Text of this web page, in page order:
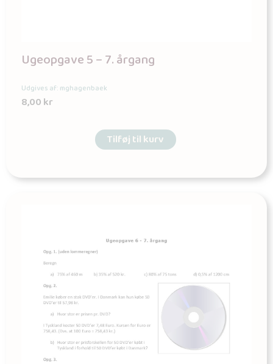
Ugeopgave 5 – 7. årgang
Udgives af: mghagenbaek
8,00kr
Tilføj til kurv